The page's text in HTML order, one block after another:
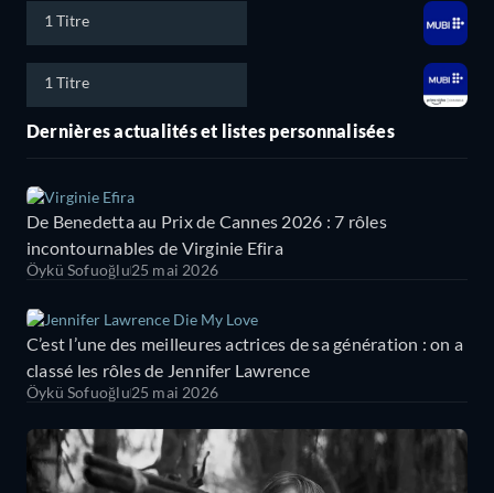
1 Titre
1 Titre
Dernières actualités et listes personnalisées
De Benedetta au Prix de Cannes 2026 : 7 rôles
incontournables de Virginie Efira
Öykü Sofuoğlu25 mai 2026
C’est l’une des meilleures actrices de sa génération : on a
classé les rôles de Jennifer Lawrence
Öykü Sofuoğlu25 mai 2026